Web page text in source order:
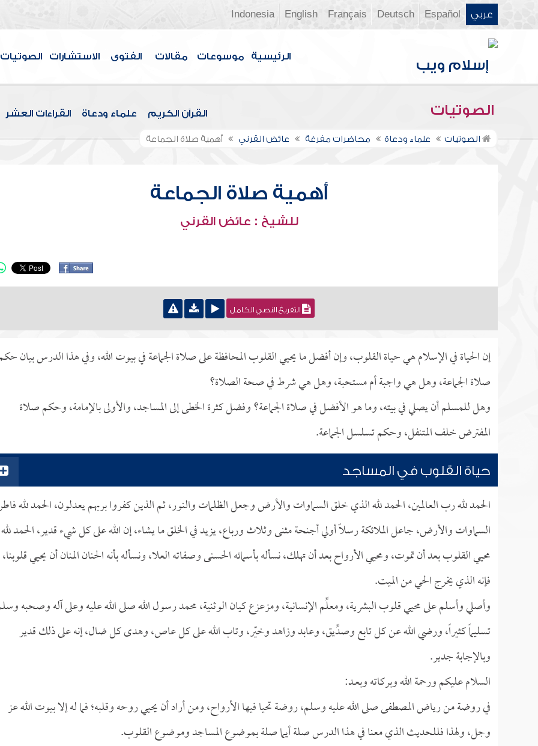
عربي Español
Deutsch
Français
English
Indonesia
الرئيسية موسوعات مقالات الفتوى الاستشارات الصوتيات
الصوتيات القرآن الكريم علماء ودعاة القراءات العشر
الصوتيات علماء ودعاة محاضرات مفرغة عائض القرني أهمية صلاة الجماعة
أهمية صلاة الجماعة
للشيخ : عائض القرني
التفريغ النصي الكامل
إن الحياة في الإسلام هي حياة القلوب، وإن أفضل ما يحيي القلوب المحافظة على صلاة الجماعة في بيوت الله، وفي هذا الدرس بيان
صلاة الجماعة، وهل هي واجبة أم مستحبة، وهل هي شرط في صحة الصلاة؟
وهل للمسلم أن يصلي في بيته، وما هو الأفضل في صلاة الجماعة؟ وفضل كثرة الخطى إلى المساجد، والأولى بالإمامة، وحكم صلاة
المفترض خلف المتنفل، وحكم تسلسل الجماعة.
حياة القلوب في المساجد
الحمد لله رب العالمين، الحمد لله الذي خلق السماوات والأرض وجعل الظلمات والنور، ثم الذين كفروا بربهم يعدلون، الحمد لله
السماوات والأرض، جاعل الملائكة رسلاً أولي أجنحة مثنى وثلاث ورباع، يزيد في الخلق ما يشاء، إن الله على كل شيء قدير، الحمد لله
محيي القلوب بعد أن تموت، ومحيي الأرواح بعد أن تهلك، نسأله بأسمائه الحسنى وصفاته العلا، ونسأله بأنه الحنان المنان أن يحيي قلوبنا،
فإنه الذي يخرج الحي من الميت.
وأصلي وأسلم على محيي قلوب البشرية، ومعلِّم الإنسانية، ومزعزع كيان الوثنية، محمد رسول الله صلى الله عليه وعلى آله وصحبه
تسليماً كثيراً، ورضي الله عن كل تابع وصدِّيق، وعابد وزاهد وخيّر، وتاب الله على كل عاص، وهدى كل ضال، إنه على ذلك قدير
وبالإجابة جدير.
السلام عليكم ورحمة الله وبركاته وبعــد:
في روضة من رياض المصطفى صلى الله عليه وسلم، روضة تحيا فيها الأرواح، ومن أراد أن يحيي روحه وقلبه؛ فما له إلا بيوت الله عز
وجل، ولهذا فللحديث الذي معنا في هذا الدرس صلة أيما صلة بموضوع المساجد وموضوع القلوب.